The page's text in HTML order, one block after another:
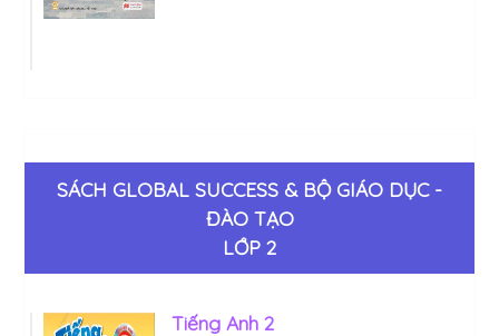
SÁCH GLOBAL SUCCESS & BỘ GIÁO DỤC -
ĐÀO TẠO
LỚP 2
Tiếng Anh 2